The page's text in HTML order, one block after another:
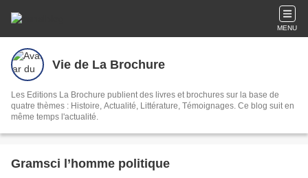
MENU
Vie de La Brochure
Les Editions La Brochure publient des livres et brochures sur la base de
quatre thèmes : Histoire, Actualité, Littérature, Témoignages. Ce blog suit en
même temps l'actualité.
Gramsci l’homme politique